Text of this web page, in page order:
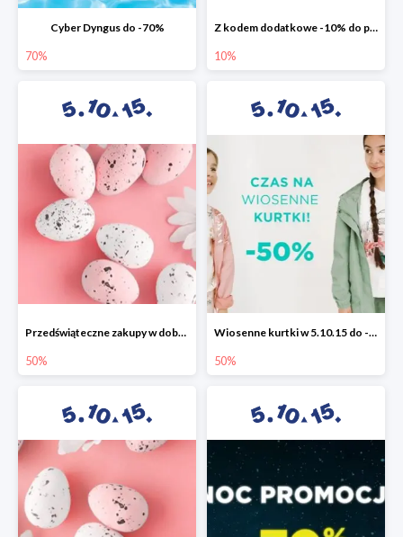
Cyber Dyngus do -70%
70%
Z kodem dodatkowe -10% do promocji -50%!
10%
Przedświąteczne zakupy w dobrym stylu -50%
50%
Wiosenne kurtki w 5.10.15 do -50%
50%